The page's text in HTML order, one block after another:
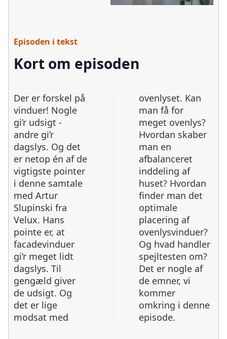
Episoden i tekst
Kort om episoden
Der er forskel på
vinduer! Nogle
gi’r udsigt -
andre gi’r
dagslys. Og det
er netop én af de
vigtigste pointer
i denne samtale
med Artur
Slupinski fra
Velux. Hans
pointe er, at
facadevinduer
gi’r meget lidt
dagslys. Til
gengæld giver
de udsigt. Og
det er lige
modsat med
ovenlyset. Kan
man få for
meget ovenlys?
Hvordan skaber
man en
afbalanceret
inddeling af
huset? Hvordan
finder man det
optimale
placering af
ovenlysvinduer?
Og hvad handler
spejltesten om?
Det er nogle af
de emner, vi
kommer
omkring i denne
episode.